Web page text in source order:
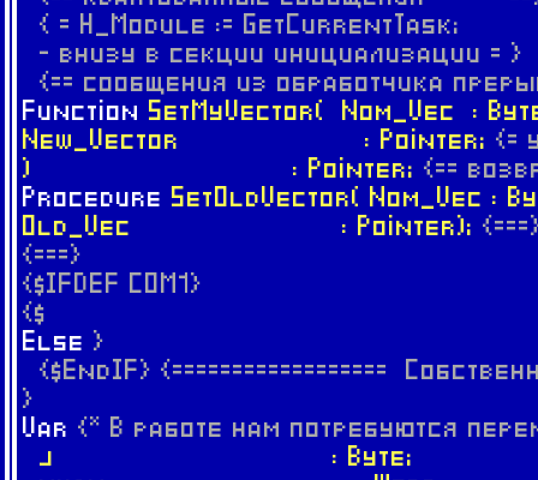
{ = H_Module := GetCurrentTask;
- внизу в секции инициализации = }
{== сообщения из обработчика
Function SetMyVector( Nom_Vec :
New_Vector : Pointer; {=
) : Pointer; {==
Procedure SetOldVector( Nom_Vec :
Old_Vec : Pointer);
{===}
{$IFDEF COM1}
{$
Else }
{$EndIF} {==================
}
Var {* В работе нам потребуются
j : Byte;